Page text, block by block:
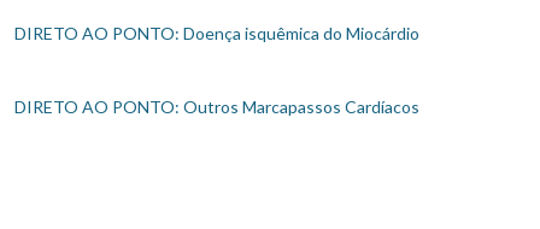
DIRETO AO PONTO: Doença isquêmica do Miocárdio
DIRETO AO PONTO: Outros Marcapassos Cardíacos